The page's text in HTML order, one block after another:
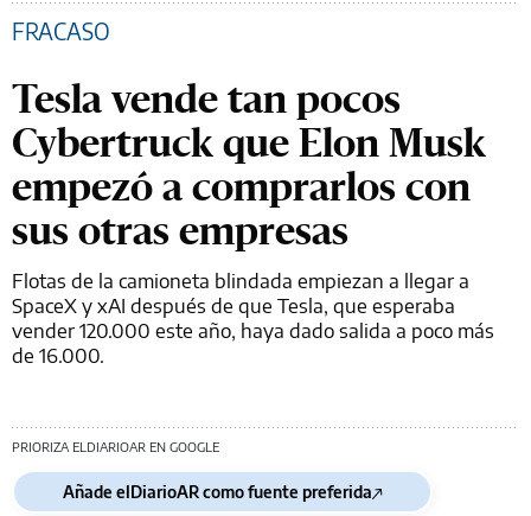
FRACASO
Tesla vende tan pocos
Cybertruck que Elon Musk
empezó a comprarlos con
sus otras empresas
Flotas de la camioneta blindada empiezan a llegar a
SpaceX y xAI después de que Tesla, que esperaba
vender 120.000 este año, haya dado salida a poco más
de 16.000.
PRIORIZA ELDIARIOAR EN GOOGLE
Añade elDiarioAR como fuente preferida